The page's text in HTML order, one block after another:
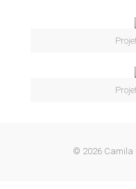
© 2026 Camila